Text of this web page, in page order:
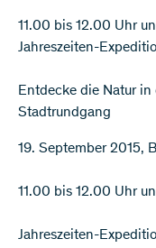
11.00 bis 12.00 Uhr
Jahreszeiten-
Entdecke die Natur
Stadtrundgang
19. September 2015,
11.00 bis 12.00 Uhr
Jahreszeiten-